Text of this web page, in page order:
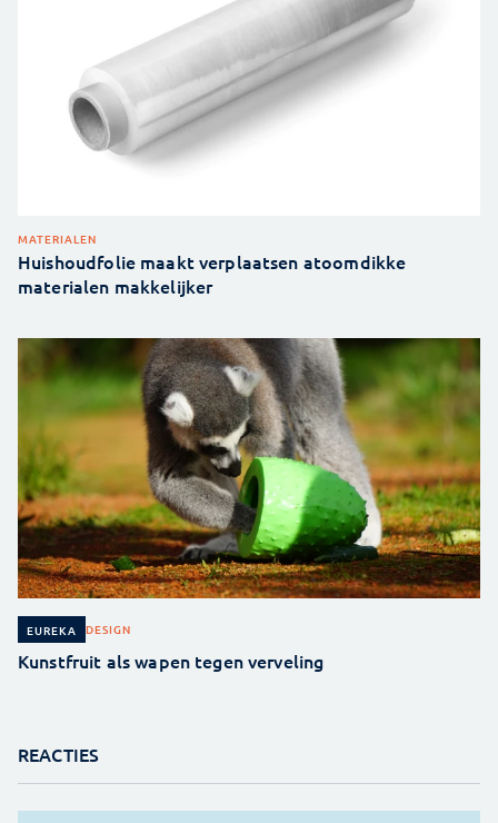
MATERIALEN
Huishoudfolie maakt verplaatsen atoomdikke
materialen makkelijker
EUREKA DESIGN
Kunstfruit als wapen tegen verveling
REACTIES